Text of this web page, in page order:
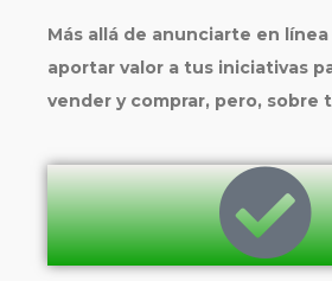
Más allá de anunciarte en
aportar valor a tus iniciativas
vender y comprar, pero, sobre